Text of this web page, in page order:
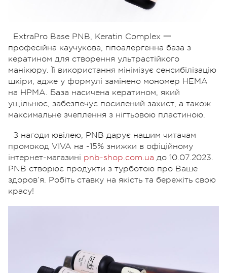
ExtraPro Base PNB, Keratin Complex 一
професійна каучукова, гіпоалергенна база з
кератином для створення ультрастійкого
манікюру. Її використання мінімізує сенсибілізацію
шкіри, адже у формулі замінено мономер HEMA
на HPMA. База насичена кератином, який
ущільнює, забезпечує посилений захист, а також
максимальне зчеплення з нігтьовою пластиною.
З нагоди ювілею, PNB дарує нашим читачам
промокод VIVA на -15% знижки в офіційному
інтернет-магазині pnb-shop.com.ua до 10.07.2023.
PNB створює продукти з турботою про Ваше
здоров’я. Робіть ставку на якість та бережіть свою
красу!